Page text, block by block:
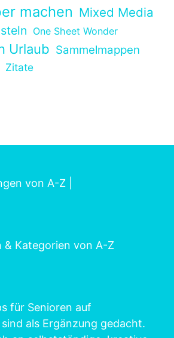
machen Mixed Media
One Sheet Wonder
Urlaub Sammelmappen
Zitate
von A-Z
& Kategorien von A-Z
für Senioren auf
als Ergänzung gedacht.